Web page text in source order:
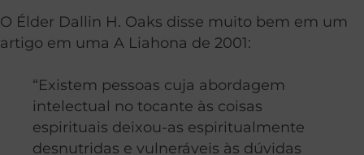
O Élder Dallin H. Oaks disse muito bem em um
artigo em uma A Liahona de 2001:
“Existem pessoas cuja abordagem
intelectual no tocante às coisas
espirituais deixou-as espiritualmente
desnutridas e vulneráveis às dúvidas